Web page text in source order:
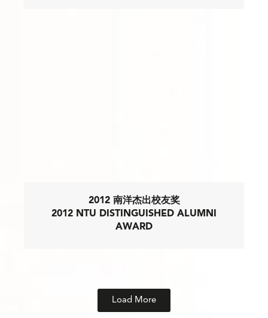
2012 南洋杰出校友奖
2012 NTU DISTINGUISHED ALUMNI
AWARD
Load More